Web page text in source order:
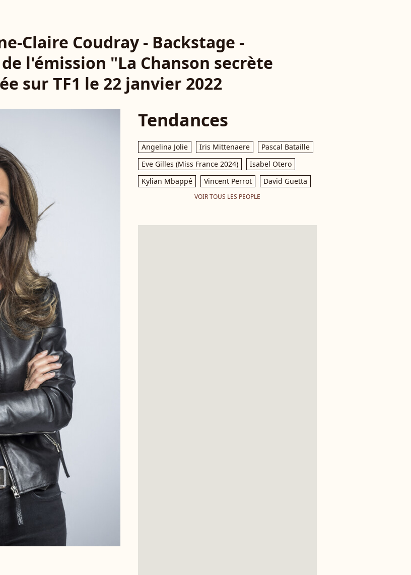
Claire Coudray - Backstage -
l'émission "La Chanson secrète
sur TF1 le 22 janvier 2022
Tendances
Angelina Jolie Iris Mittenaere
Pascal Bataille
Eve Gilles (Miss France 2024)
Isabel Otero
Kylian Mbappé
Vincent Perrot David Guetta
VOIR TOUS LES PEOPLE